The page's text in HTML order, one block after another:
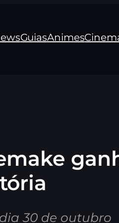
GuiasAnimes
30 de outubro